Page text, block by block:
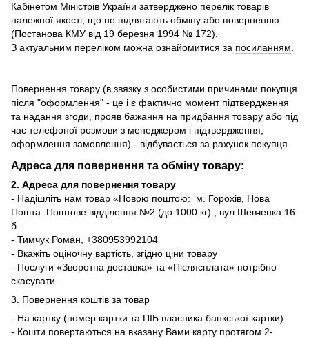
Кабінетом Міністрів України затверджено перелік товарів
належної якості, що не підлягають обміну або поверненню
(Постанова КМУ від 19 березня 1994 № 172).
З актуальним переліком можна ознайомитися за посиланням
Повернення товару (в звязку з особистими причинами покупця
після "оформлення" - це і є фактично момент підтвердження
та надання згоди, прояв бажання на придбання товару або під
час телефоної розмови з менеджером і підтвердження,
оформлення замовлення) - відбувається за рахунок покупця.
Адреса для повернення та обміну товару:
2. Адреса для повернення товару
- Надішліть нам товар «Новою поштою: м. Горохів, Нова
Пошта. Поштове відділення №2 (до 1000 кг) , вул.Шевченка 16
б
- Тимчук Роман, +380953992104
- Вкажіть оціночну вартість, згідно ціни товару
- Послуги «Зворотна доставка» та «Післясплата» потрібно
скасувати.
3. Повернення коштів за товар
- На картку (номер картки та ПІБ власника банкської картки)
- Кошти повертаються на вказану Вами карту протягом 2-